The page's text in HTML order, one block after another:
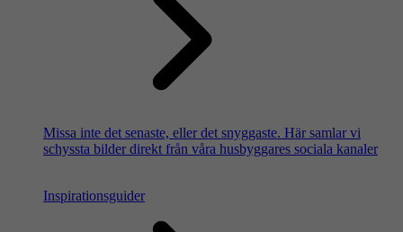
Missa inte det senaste, eller det snyggaste. Här samlar vi
schyssta bilder direkt från våra husbyggares sociala kanaler
Inspirationsguider